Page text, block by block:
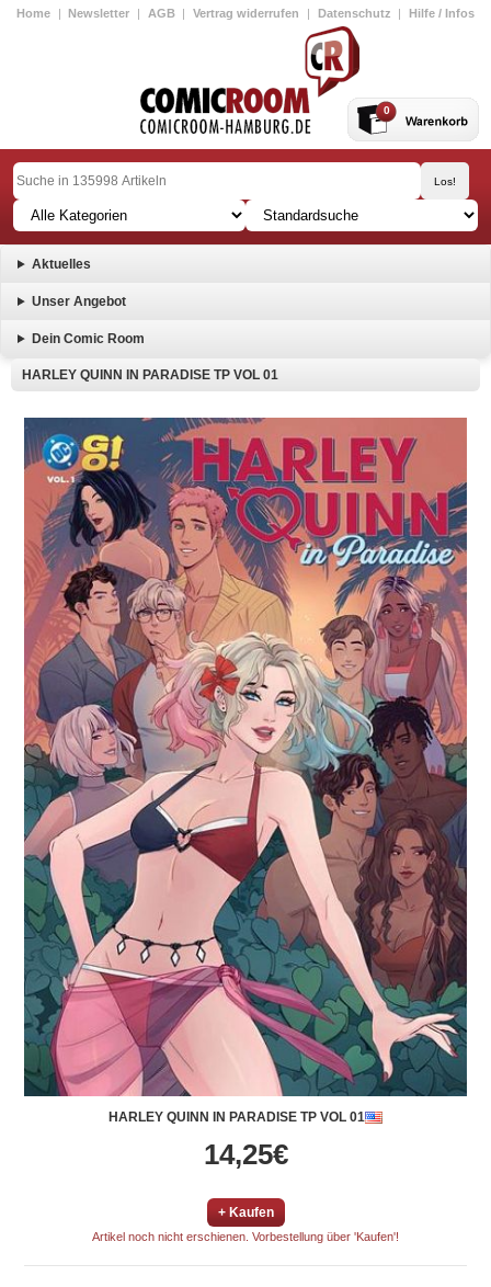
Home | Newsletter | AGB | Vertrag widerrufen | Datenschutz | Hilfe / Infos
0
Aktuelles
Unser Angebot
Dein Comic Room
HARLEY QUINN IN PARADISE TP VOL 01
HARLEY QUINN IN PARADISE TP VOL 01
14,25€
+ Kaufen
Artikel noch nicht erschienen. Vorbestellung über 'Kaufen'!